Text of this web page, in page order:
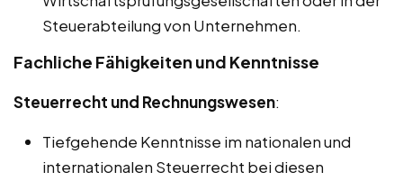
Steuerabteilung von Unternehmen.
Fachliche Fähigkeiten und Kenntnisse
Steuerrecht und Rechnungswesen:
Tiefgehende Kenntnisse im nationalen und
internationalen Steuerrecht bei diesen